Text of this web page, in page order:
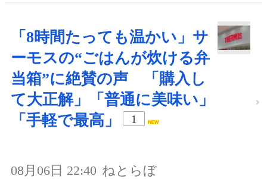
「8時間たっても温かい」サ
ーモスの“ごはんが炊ける弁
当箱”に絶賛の声 「購入し
て大正解」「普通に美味い」
「手軽で最高」
1
08月06日 22:40 ねとらぼ